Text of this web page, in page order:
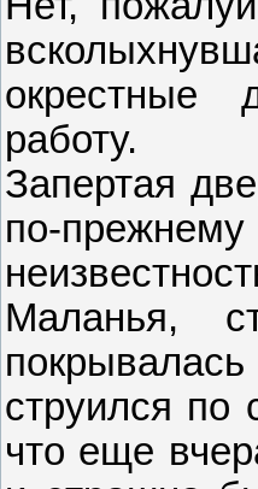
окрестные
работу.
Запертая
по-
Маланья,
струился
что еще